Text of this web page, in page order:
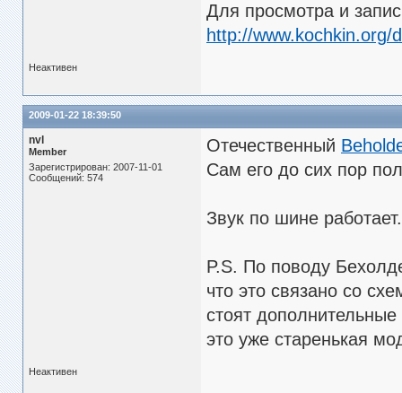
Для просмотра и
http://www.kochkin.org/
Неактивен
2009-01-22 18:39:50
nvl
Member
Зарегистрирован: 2007-11-01
Сообщений: 574
Отечественный
Сам его до сих пор
Звук по шине
P.S. По поводу
что это связано со
стоят
это уже старенькая
Неактивен